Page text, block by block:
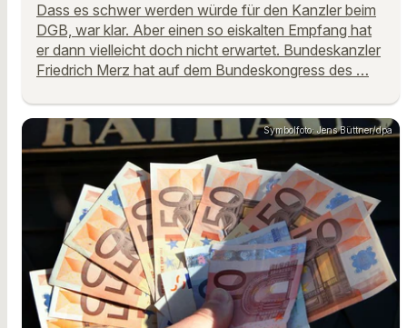
Dass es schwer werden würde für den Kanzler beim
DGB, war klar. Aber einen so eiskalten Empfang hat
er dann vielleicht doch nicht erwartet. Bundeskanzler
Friedrich Merz hat auf dem Bundeskongress des …
Symbolfoto: Jens Büttner/dpa